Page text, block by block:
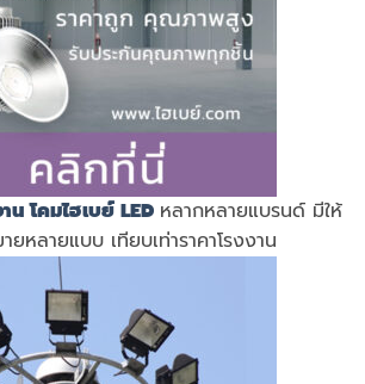
น โคมไฮเบย์ LED หลากหลายแบรนด์ มีให้
ยหลายแบบ เทียบเท่าราคาโรงงาน